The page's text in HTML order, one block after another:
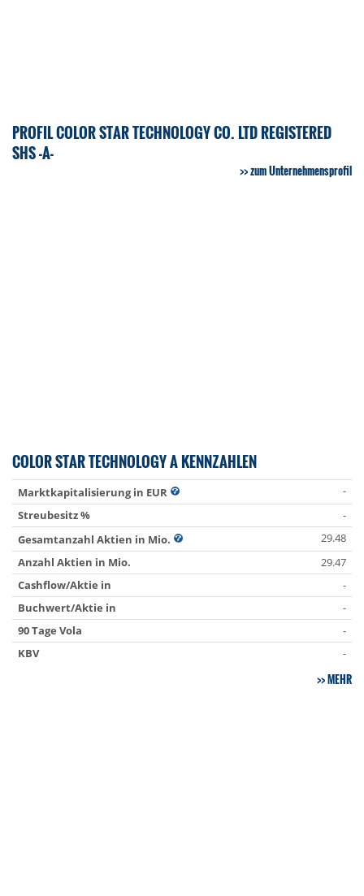
PROFIL COLOR STAR TECHNOLOGY CO. LTD REGISTERED
SHS -A-
zum Unternehmensprofil
COLOR STAR TECHNOLOGY A KENNZAHLEN
Marktkapitalisierung in EUR
-
Streubesitz %
-
Gesamtanzahl Aktien in Mio.
29.48
Anzahl Aktien in Mio.
29.47
Cashflow/Aktie in
-
Buchwert/Aktie in
-
90 Tage Vola
-
KBV
-
MEHR